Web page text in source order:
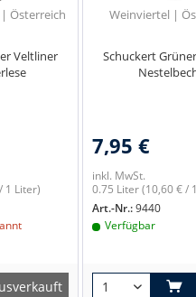
Österreich
Veltliner
1 Liter)
Weinviertel |
Schuckert
7,95 €
inkl. MwSt.
0.75 Liter(10,60 € /
Art.-Nr.:9440
Verfügbar